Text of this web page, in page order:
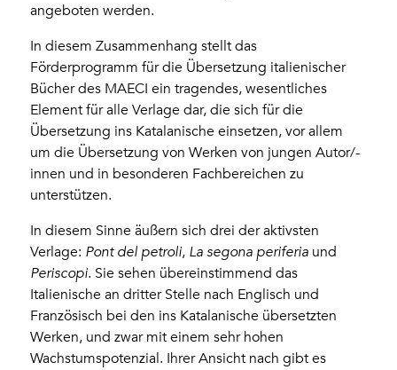
angeboten werden.
In diesem Zusammenhang stellt das
Förderprogramm für die Übersetzung italienischer
Bücher des MAECI ein tragendes, wesentliches
Element für alle Verlage dar, die sich für die
Übersetzung ins Katalanische einsetzen, vor allem
um die Übersetzung von Werken von jungen Autor/-
innen und in besonderen Fachbereichen zu
unterstützen.
In diesem Sinne äußern sich drei der aktivsten
Verlage: Pont del petroli, La segona periferia und
Periscopi. Sie sehen übereinstimmend das
Italienische an dritter Stelle nach Englisch und
Französisch bei den ins Katalanische übersetzten
Werken, und zwar mit einem sehr hohen
Wachstumspotenzial. Ihrer Ansicht nach gibt es